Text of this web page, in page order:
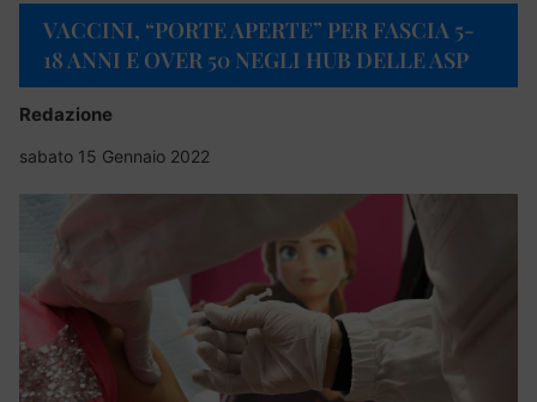
VACCINI, “PORTE APERTE” PER FASCIA 5-
18 ANNI E OVER 50 NEGLI HUB DELLE ASP
Redazione
sabato 15 Gennaio 2022